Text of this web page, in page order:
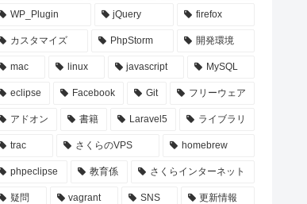
WP_Plugin jQuery firefox
カスタマイズ PhpStorm 開発環境
mac linux javascript MySQL
eclipse Facebook Git フリーウェア
アドオン 書籍 Laravel5 ライブラリ
trac さくらのVPS homebrew
phpeclipse 教育係 さくらインターネット
疑問 vagrant SNS 更新情報